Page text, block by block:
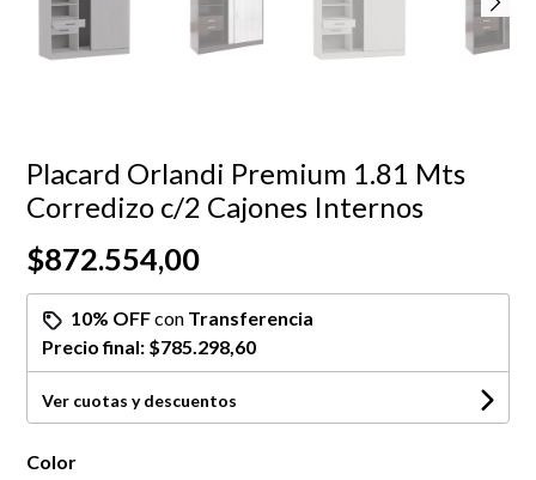
Placard Orlandi Premium 1.81 Mts
Corredizo c/2 Cajones Internos
$872.554,00
10% OFFcon Transferencia
Precio final: $785.298,60
Ver cuotas y descuentos
Color